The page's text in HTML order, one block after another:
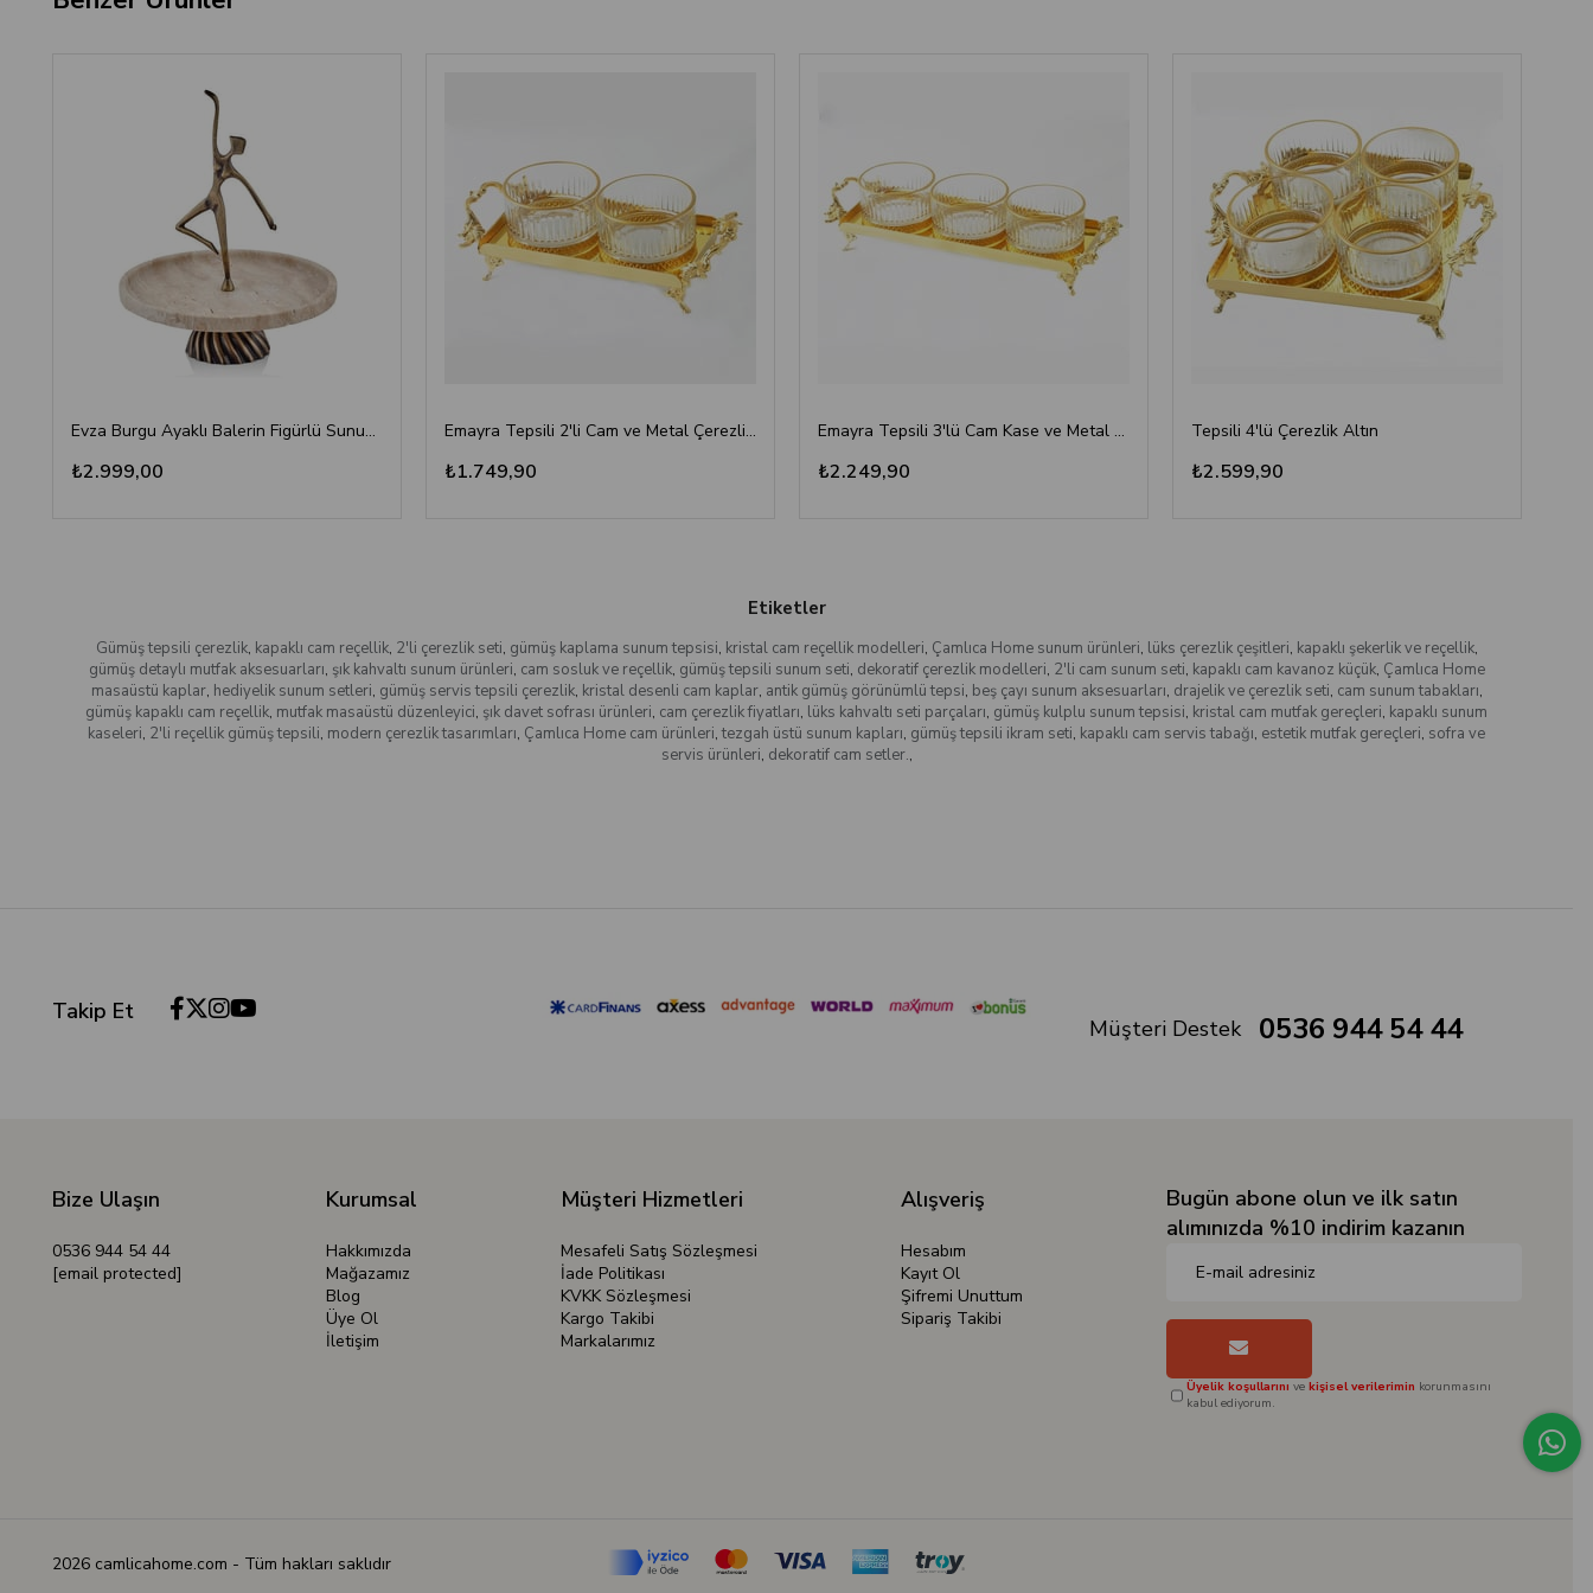
Evza Burgu Ayaklı Balerin Figürlü Sunumluk Traverten
₺2.999,00
Emayra Tepsili 2'li Cam ve Metal Çerezlik Seti - Altın
₺1.749,90
Emayra Tepsili 3'lü Cam Kase ve Metal Tepsi Seti - Altın Rengi
₺2.249,90
Tepsili 4'lü Çerezlik Altın
₺2.599,90
Etiketler
Gümüş tepsili çerezlik, kapaklı cam reçellik, 2'li çerezlik seti, gümüş kaplama sunum tepsisi, kristal cam reçellik modelleri, Çamlıca Home sunum ürünleri, lüks çerezlik çeşitleri, kapaklı şekerlik ve reçellik,
gümüş detaylı mutfak aksesuarları, şık kahvaltı sunum ürünleri, cam sosluk ve reçellik, gümüş tepsili sunum seti, dekoratif çerezlik modelleri, 2'li cam sunum seti, kapaklı cam kavanoz küçük, Çamlıca Home
masaüstü kaplar, hediyelik sunum setleri, gümüş servis tepsili çerezlik, kristal desenli cam kaplar, antik gümüş görünümlü tepsi, beş çayı sunum aksesuarları, drajelik ve çerezlik seti, cam sunum tabakları,
gümüş kapaklı cam reçellik, mutfak masaüstü düzenleyici, şık davet sofrası ürünleri, cam çerezlik fiyatları, lüks kahvaltı seti parçaları, gümüş kulplu sunum tepsisi, kristal cam mutfak gereçleri, kapaklı sunum
kaseleri, 2'li reçellik gümüş tepsili, modern çerezlik tasarımları, Çamlıca Home cam ürünleri, tezgah üstü sunum kapları, gümüş tepsili ikram seti, kapaklı cam servis tabağı, estetik mutfak gereçleri, sofra ve
servis ürünleri, dekoratif cam setler.,
Takip Et
Müşteri Destek 0536 944 54 44
Bize Ulaşın
0536 944 54 44
[email protected]
Kurumsal
Hakkımızda
Mağazamız
Blog
Üye Ol
İletişim
Müşteri Hizmetleri
Mesafeli Satış Sözleşmesi
İade Politikası
KVKK Sözleşmesi
Kargo Takibi
Markalarımız
Alışveriş
Hesabım
Kayıt Ol
Şifremi Unuttum
Sipariş Takibi
Bugün abone olun ve ilk satın
alımınızda %10 indirim kazanın
Üyelik koşullarını vekişisel verilerimin korunmasını
kabul ediyorum.
2026 camlicahome.com - Tüm hakları saklıdır